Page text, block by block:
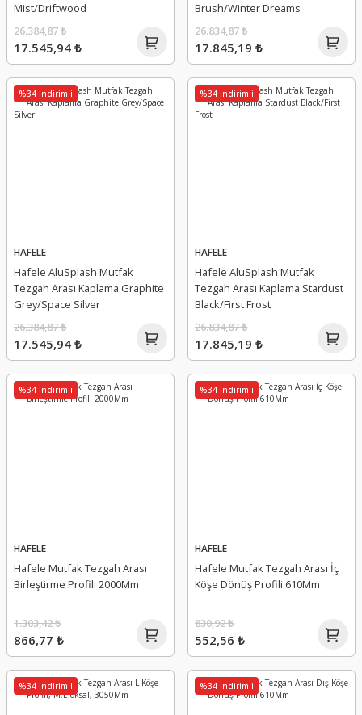
Mist/Driftwood
17.545,94 ₺
26.384,87 ₺
Brush/Winter Dreams
17.845,19 ₺
26.834,87 ₺
%34 İndirimli
HAFELE
Hafele AluSplash Mutfak
Tezgah Arası Kaplama Graphite
Grey/Space Silver
17.545,94 ₺
26.384,87 ₺
%34 İndirimli
HAFELE
Hafele AluSplash Mutfak
Tezgah Arası Kaplama Stardust
Black/First Frost
17.845,19 ₺
26.834,87 ₺
%34 İndirimli
HAFELE
Hafele Mutfak Tezgah Arası
Birleştirme Profili 2000Mm
866,77 ₺
1.303,42 ₺
%34 İndirimli
HAFELE
Hafele Mutfak Tezgah Arası İç
Köşe Dönüş Profili 610Mm
552,56 ₺
830,92 ₺
%34 İndirimli %34 İndirimli